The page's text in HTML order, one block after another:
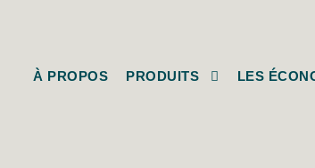
À PROPOS PRODUITS LES